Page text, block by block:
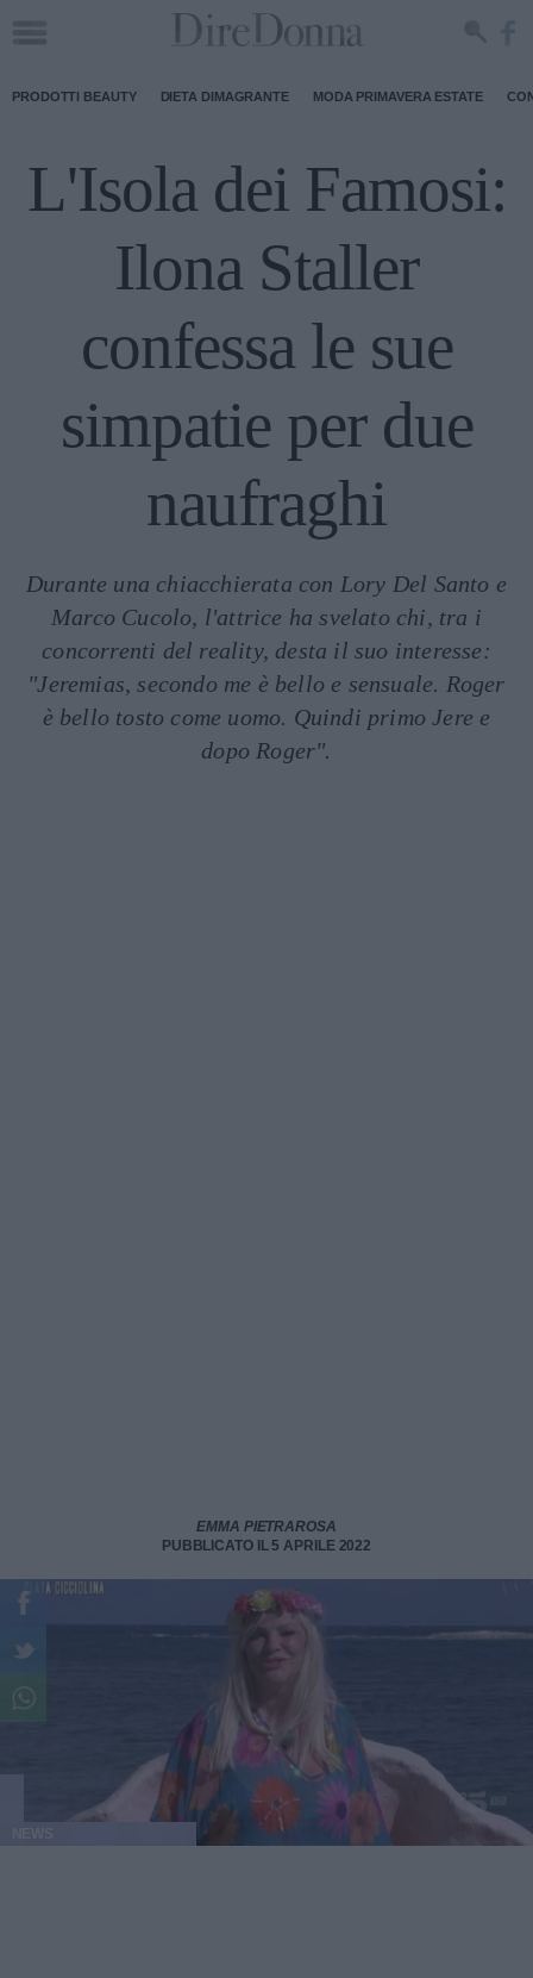
PRODOTTI BEAUTY DIETA DIMAGRANTE MODA PRIMAVERA ESTATE
L'Isola dei Famosi:
Ilona Staller
confessa le sue
simpatie per due
naufraghi
Durante una chiacchierata con Lory Del Santo e
Marco Cucolo, l'attrice ha svelato chi, tra i
concorrenti del reality, desta il suo interesse:
"Jeremias, secondo me è bello e sensuale. Roger
è bello tosto come uomo. Quindi primo Jere e
dopo Roger".
EMMA PIETRAROSA
PUBBLICATO IL 5 APRILE 2022